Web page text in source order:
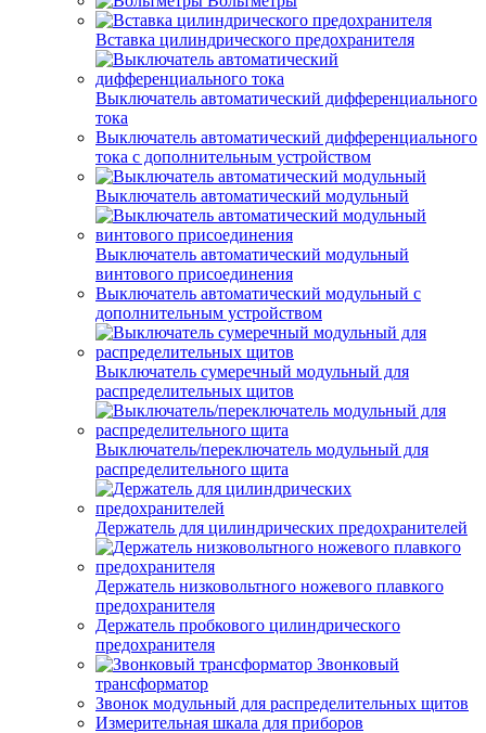
Вставка цилиндрического предохранителя
Выключатель автоматический дифференциального
тока
Выключатель автоматический дифференциального
тока с дополнительным устройством
Выключатель автоматический модульный
Выключатель автоматический модульный
винтового присоединения
Выключатель автоматический модульный с
дополнительным устройством
Выключатель сумеречный модульный для
распределительных щитов
Выключатель/переключатель модульный для
распределительного щита
Держатель для цилиндрических предохранителей
Держатель низковольтного ножевого плавкого
предохранителя
Держатель пробкового цилиндрического
предохранителя
Звонковый
трансформатор
Звонок модульный для распределительных щитов
Измерительная шкала для приборов